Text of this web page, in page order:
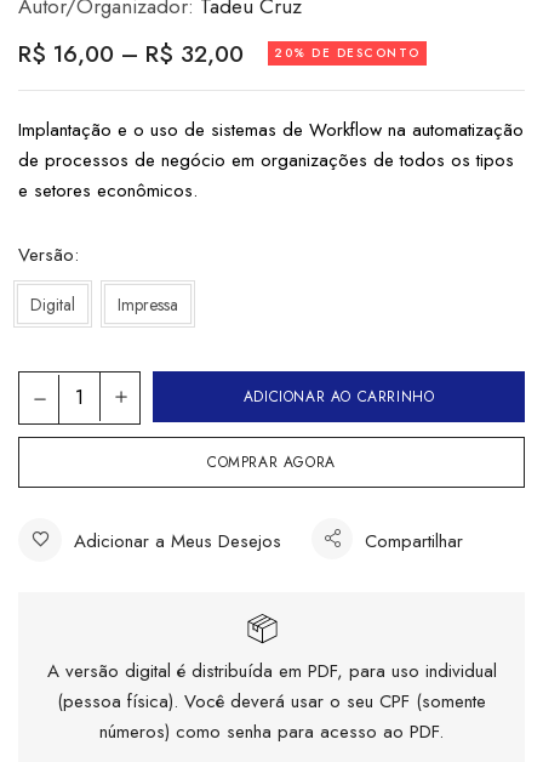
Autor/Organizador: Tadeu Cruz
R$ 16,00 – R$ 32,00 20% DE DESCONTO
Implantação e o uso de sistemas de Workflow na automatização
de processos de negócio em organizações de todos os tipos
e setores econômicos.
Versão
Digital Impressa
ADICIONAR AO CARRINHO
COMPRAR AGORA
Adicionar a Meus Desejos Compartilhar
A versão digital é distribuída em PDF, para uso individual
(pessoa física). Você deverá usar o seu CPF (somente
números) como senha para acesso ao PDF.